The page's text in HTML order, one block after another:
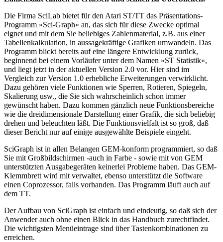
Die Firma SciLab bietet für den Atari ST/TT das Präsentations-
Programm »Sci-Graph« an, das sich für diese Zwecke optimal
eignet und mit dem Sie beliebiges Zahlenmaterial, z.B. aus einer
Tabellenkalkulation, in aussagekräftige Grafiken umwandeln. Das
Programm blickt bereits auf eine längere Entwicklung zurück,
beginnend bei einem Vorläufer unter dem Namen »ST Statistik«,
und liegt jetzt in der aktuellen Version 2.0 vor. Hier sind im
Vergleich zur Version 1.0 erhebliche Erweiterungen verwirklicht.
Dazu gehören viele Funktionen wie Sperren, Rotieren, Spiegeln,
Skalierung usw., die Sie sich wahrscheinlich schon immer
gewünscht haben. Dazu kommen gänzlich neue Funktionsbereiche
wie die dreidimensionale Darstellung einer Grafik, die sich beliebig
drehen und beleuchten läßt. Die Funktionsvielfalt ist so groß, daß
dieser Bericht nur auf einige ausgewählte Beispiele eingeht.
SciGraph ist in allen Belangen GEM-konform programmiert, so daß
Sie mit Großbildschirmen -auch in Farbe - sowie mit von GEM
unterstützten Ausgabegeräten keinerlei Probleme haben. Das GEM-
Klemmbrett wird mit verwaltet, ebenso unterstützt die Software
einen Coprozessor, falls vorhanden. Das Programm läuft auch auf
dem TT.
Der Aufbau von SciGraph ist einfach und eindeutig, so daß sich der
Anwender auch ohne einen Blick in das Handbuch zurechtfindet.
Die wichtigsten Menüeintrage sind über Tastenkombinationen zu
erreichen.